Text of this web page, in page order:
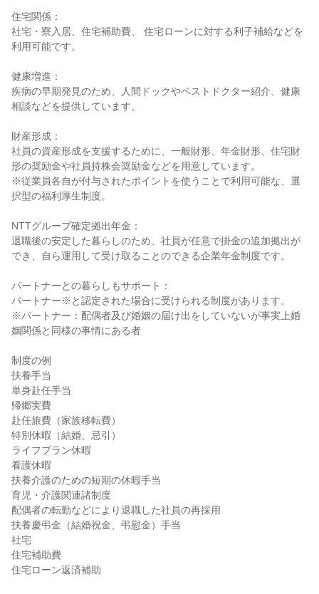
住宅関係：
社宅・寮入居、住宅補助費、 住宅ローンに対する利子補給などを
利用可能です。
健康増進：
疾病の早期発見のため、人間ドックやベストドクター紹介、健康
相談などを提供しています。
財産形成：
社員の資産形成を支援するために、一般財形、年金財形、住宅財
形の奨励金や社員持株会奨励金などを用意しています。
※従業員各自が付与されたポイントを使うことで利用可能な、選
択型の福利厚生制度。
NTTグループ確定拠出年金：
退職後の安定した暮らしのため、社員が任意で掛金の追加拠出が
でき、自ら運用して受け取ることのできる企業年金制度です。
パートナーとの暮らしもサポート：
パートナー※と認定された場合に受けられる制度があります。
※パートナー：配偶者及び婚姻の届け出をしていないが事実上婚
姻関係と同様の事情にある者
制度の例
扶養手当
単身赴任手当
帰郷実費
赴任旅費（家族移転費）
特別休暇（結婚、忌引）
ライフプラン休暇
看護休暇
扶養介護のための短期の休暇手当
育児・介護関連諸制度
配偶者の転勤などにより退職した社員の再採用
扶養慶弔金（結婚祝金、弔慰金）手当
社宅
住宅補助費
住宅ローン返済補助